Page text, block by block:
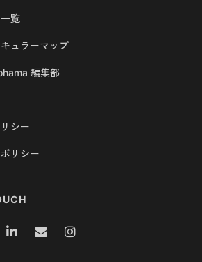
覧
ュラーマップ
編集部
シー
リシー